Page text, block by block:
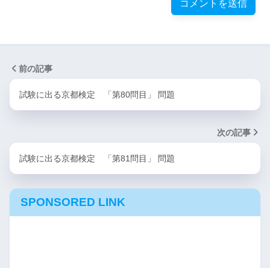
前の記事
試験に出る京都検定 「第80問目」 問題
次の記事
試験に出る京都検定 「第81問目」 問題
SPONSORED LINK